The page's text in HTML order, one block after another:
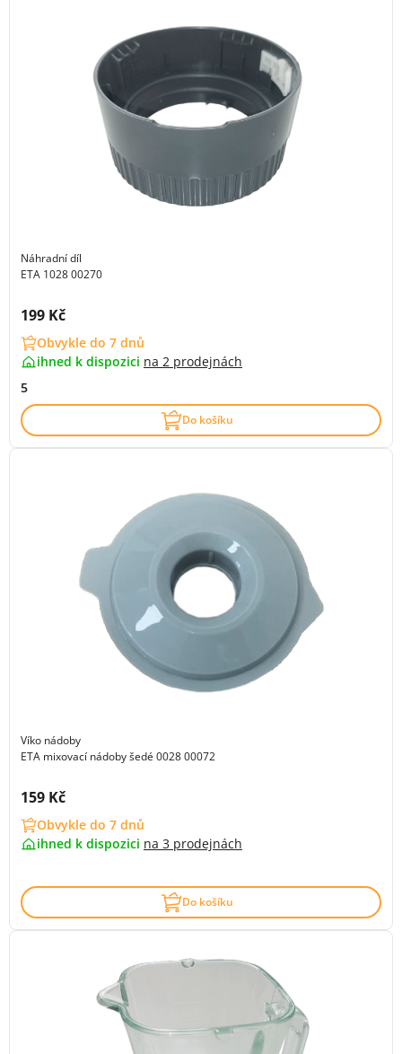
Náhradní díl
ETA 1028 00270
Cena s DPH:
199 Kč
Obvykle do 7 dnů
ihned k dispozici na 2 prodejnách
5
Do košíku
Víko nádoby
ETA mixovací nádoby šedé 0028 00072
Cena s DPH:
159 Kč
Obvykle do 7 dnů
ihned k dispozici na 3 prodejnách
Do košíku